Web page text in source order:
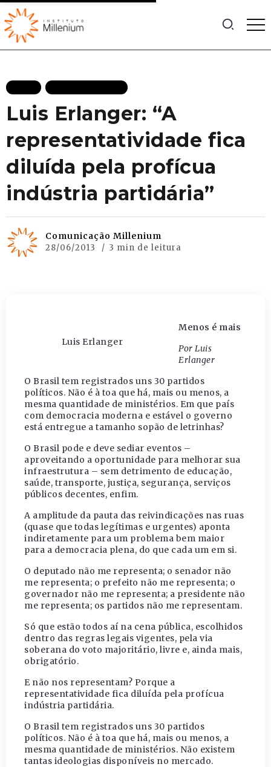
Luis Erlanger: “A
representatividade fica
diluída pela profícua
indústria partidária”
Comunicação Millenium
28/06/2013 3 min de leitura
Luis Erlanger
Menos é mais
Por Luis
Erlanger
O Brasil tem registrados uns 30 partidos
políticos. Não é à toa que há, mais ou menos, a
mesma quantidade de ministérios. Em que país
com democracia moderna e estável o governo
está entregue a tamanho sopão de letrinhas?
O Brasil pode e deve sediar eventos –
aproveitando a oportunidade para melhorar sua
infraestrutura – sem detrimento de educação,
saúde, transporte, justiça, segurança, serviços
públicos decentes, enfim.
A amplitude da pauta das reivindicações nas ruas
(quase que todas legítimas e urgentes) aponta
indiretamente para um problema bem maior
para a democracia plena, do que cada um em si.
O deputado não me representa; o senador não
me representa; o prefeito não me representa; o
governador não me representa; a presidente não
me representa; os partidos não me representam.
Só que estão todos aí na cena pública, escolhidos
dentro das regras legais vigentes, pela via
soberana do voto majoritário, livre e, ainda mais,
obrigatório.
E não nos representam? Porque a
representatividade fica diluída pela profícua
indústria partidária.
O Brasil tem registrados uns 30 partidos
políticos. Não é à toa que há, mais ou menos, a
mesma quantidade de ministérios. Não existem
tantas ideologias disponíveis no mercado.